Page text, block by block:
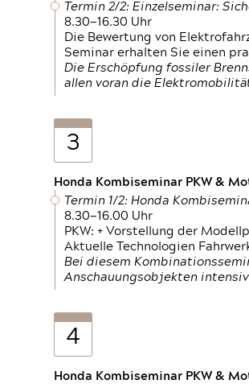
Termin 2/2: Einzelseminar:
8.30—16.30 Uhr
Die Bewertung von
Seminar erhalten Sie einen
Die Erschöpfung fossiler
allen voran die
3
Honda Kombiseminar PKW &
Termin 1/2: Honda
8.30—16.00 Uhr
PKW: + Vorstellung der
Aktuelle Technologien
Bei diesem
Anschauungsobjekten
4
Honda Kombiseminar PKW &